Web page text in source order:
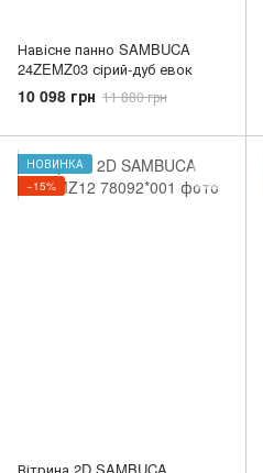
Навісне панно SAMBUCA
24ZEMZ03 сірий-дуб евок
10 098 грн 11 880 грн
НОВИНКА
−15%